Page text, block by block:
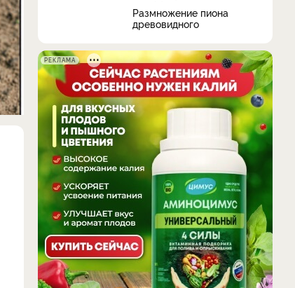
​Размножение пиона
древовидного
РЕКЛАМА